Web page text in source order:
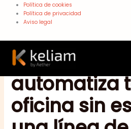
Política de cookies
Política de privacidad
Aviso legal
Claude
automatiza
oficina sin